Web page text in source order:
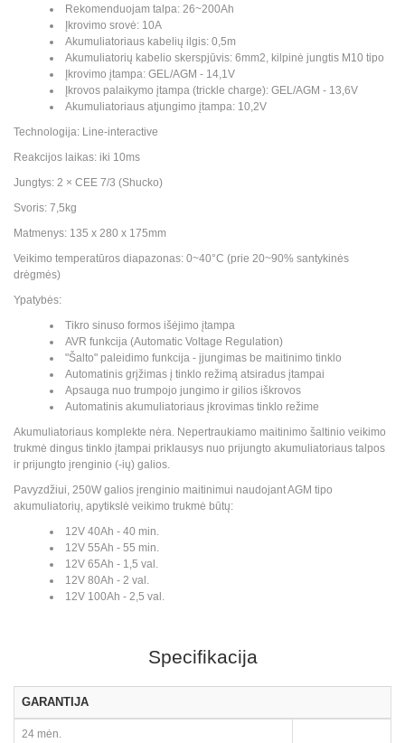
Rekomenduojam talpa: 26~200Ah
Įkrovimo srovė: 10A
Akumuliatoriaus kabelių ilgis: 0,5m
Akumuliatorių kabelio skerspjūvis: 6mm2, kilpinė jungtis M10 tipo
Įkrovimo įtampa: GEL/AGM - 14,1V
Įkrovos palaikymo įtampa (trickle charge): GEL/AGM - 13,6V
Akumuliatoriaus atjungimo įtampa: 10,2V
Technologija: Line-interactive
Reakcijos laikas: iki 10ms
Jungtys: 2 × CEE 7/3 (Shucko)
Svoris: 7,5kg
Matmenys: 135 x 280 x 175mm
Veikimo temperatūros diapazonas: 0~40°C (prie 20~90% santykinės
drėgmės)
Ypatybės:
Tikro sinuso formos išėjimo įtampa
AVR funkcija (Automatic Voltage Regulation)
"Šalto" paleidimo funkcija - įjungimas be maitinimo tinklo
Automatinis grįžimas į tinklo režimą atsiradus įtampai
Apsauga nuo trumpojo jungimo ir gilios iškrovos
Automatinis akumuliatoriaus įkrovimas tinklo režime
Akumuliatoriaus komplekte nėra. Nepertraukiamo maitinimo šaltinio veikimo
trukmė dingus tinklo įtampai priklausys nuo prijungto akumuliatoriaus talpos
ir prijungto įrenginio (-ių) galios.
Pavyzdžiui, 250W galios įrenginio maitinimui naudojant AGM tipo
akumuliatorių, apytikslė veikimo trukmė būtų:
12V 40Ah - 40 min.
12V 55Ah - 55 min.
12V 65Ah - 1,5 val.
12V 80Ah - 2 val.
12V 100Ah - 2,5 val.
Specifikacija
GARANTIJA
24 mėn.